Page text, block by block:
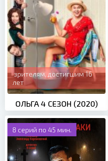
зрителям, достигшим 16
лет
ОЛЬГА 4 СЕЗОН (2020)
8 серий по 45 мин.